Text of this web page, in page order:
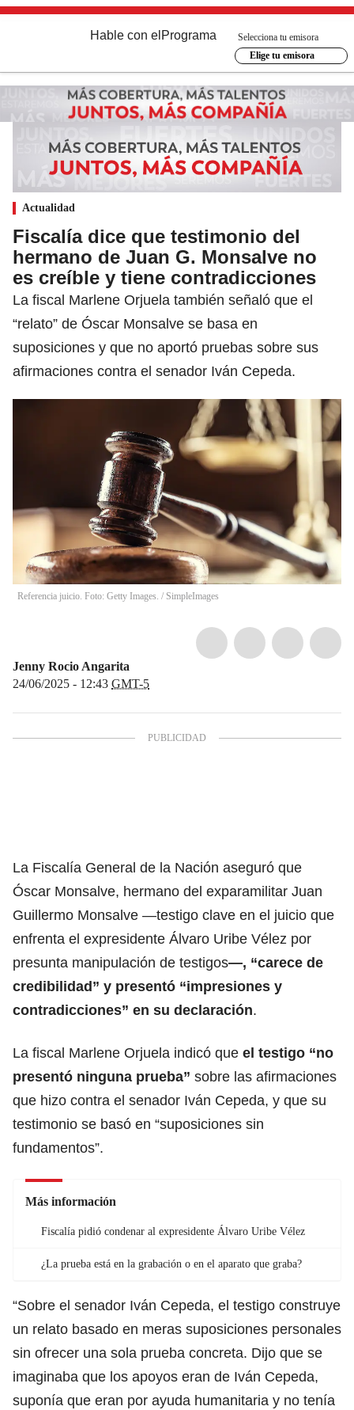
Hable con el Programa
Selecciona tu emisora
Elige tu emisora
Actualidad
Fiscalía dice que testimonio del
hermano de Juan G. Monsalve no
es creíble y tiene contradicciones
La fiscal Marlene Orjuela también señaló que el
“relato” de Óscar Monsalve se basa en
suposiciones y que no aportó pruebas sobre sus
afirmaciones contra el senador Iván Cepeda.
Referencia juicio. Foto: Getty Images. / SimpleImages
Jenny Rocio Angarita
24/06/2025 - 12:43 GMT-5
La Fiscalía General de la Nación aseguró que
Óscar Monsalve, hermano del exparamilitar Juan
Guillermo Monsalve —testigo clave en el juicio que
enfrenta el expresidente Álvaro Uribe Vélez por
presunta manipulación de testigos—, “carece de
credibilidad” y presentó “impresiones y
contradicciones” en su declaración.
La fiscal Marlene Orjuela indicó que el testigo “no
presentó ninguna prueba” sobre las afirmaciones
que hizo contra el senador Iván Cepeda, y que su
testimonio se basó en “suposiciones sin
fundamentos”.
Más información
Fiscalía pidió condenar al expresidente Álvaro Uribe Vélez
¿La prueba está en la grabación o en el aparato que graba?
“Sobre el senador Iván Cepeda, el testigo construye
un relato basado en meras suposiciones personales
sin ofrecer una sola prueba concreta. Dijo que se
imaginaba que los apoyos eran de Iván Cepeda,
suponía que eran por ayuda humanitaria y no tenía